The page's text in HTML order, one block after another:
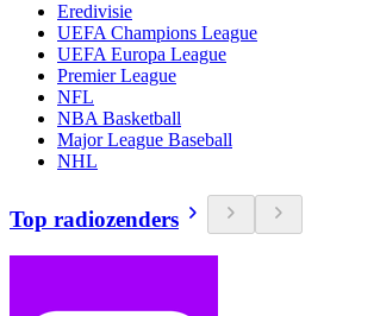
Eredivisie
UEFA Champions League
UEFA Europa League
Premier League
NFL
NBA Basketball
Major League Baseball
NHL
Top radiozenders